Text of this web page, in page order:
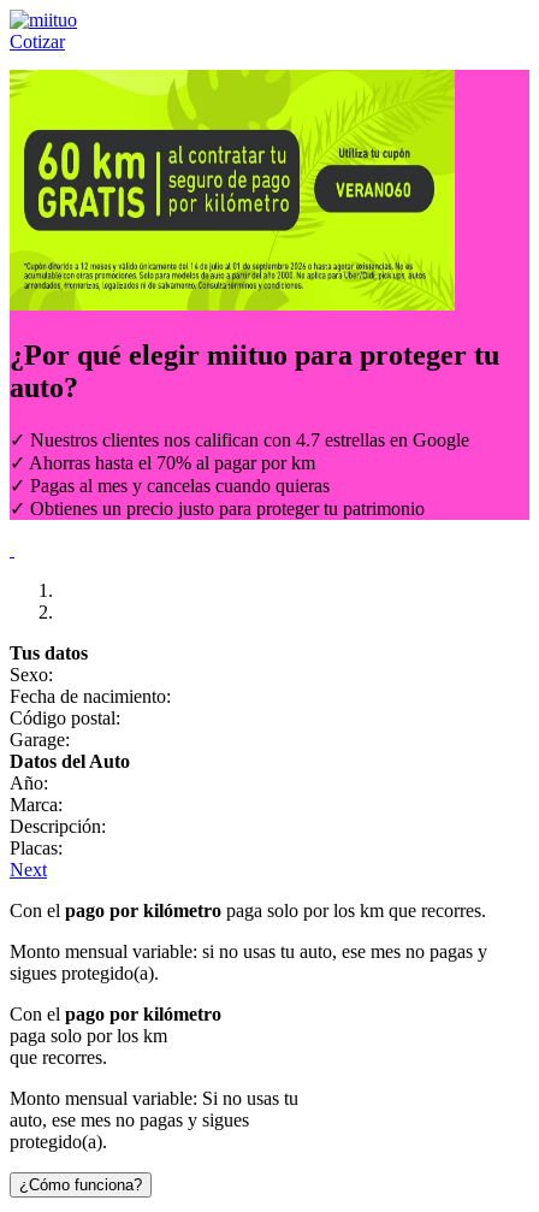
Cotizar
Llámanos al:(55) 84-21-05-00 ó
¿Por qué elegir miituo para proteger tu
auto?
✓ Nuestros clientes nos califican con 4.7 estrellas en Google
✓ Ahorras hasta el 70% al pagar por km
✓ Pagas al mes y cancelas cuando quieras
✓ Obtienes un precio justo para proteger tu patrimonio
Tus datos
Sexo:
Fecha de nacimiento:
Código postal:
Garage:
Datos del Auto
Año:
Marca:
Descripción:
Placas:
Next
Con el pago por kilómetro paga solo por los km que recorres.
Monto mensual variable: si no usas tu auto, ese mes no pagas y
sigues protegido(a).
Con el pago por kilómetro
paga solo por los km
que recorres.
Monto mensual variable: Si no usas tu
auto, ese mes no pagas y sigues
protegido(a).
¿Cómo funciona?